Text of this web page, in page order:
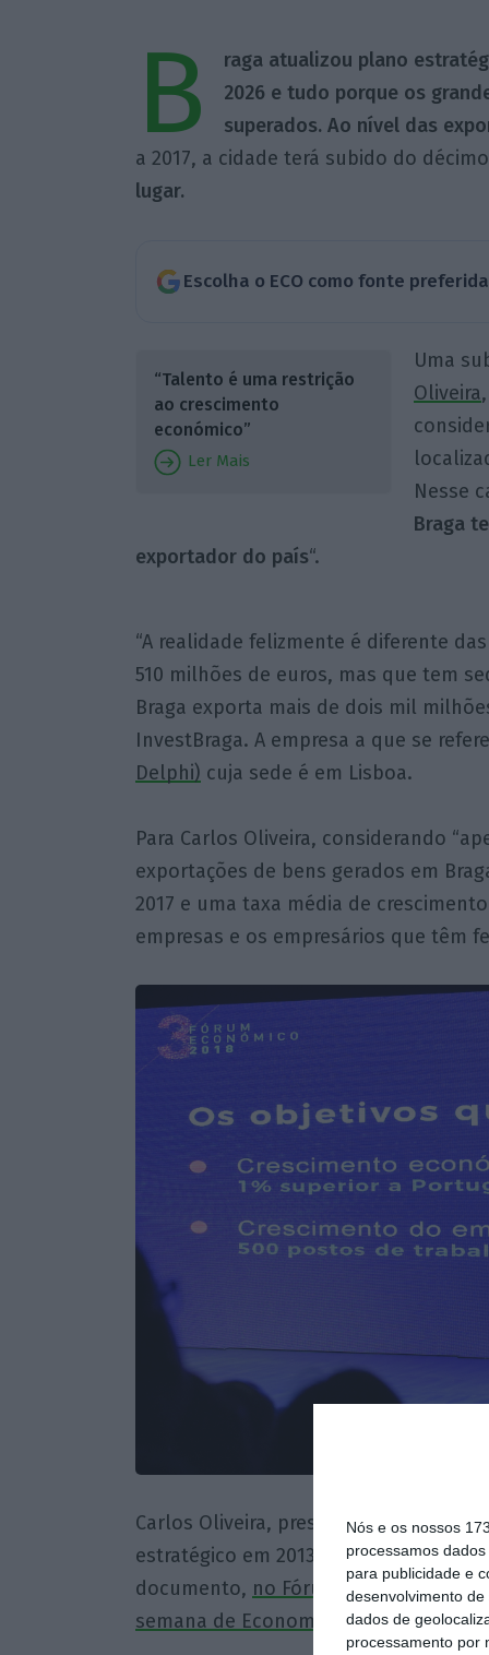
Nós e os nossos
processamos
para publicidade e
desenvolvimento de
dados de
processamento por
B
raga atualizou plano
2026 e tudo porque os
superados. Ao nível das
a 2017, a cidade terá subido do
lugar.
Escolha o ECO como fonte
“Talento é uma restrição
ao crescimento
económico”
Ler Mais
Uma
Oliveira
Nesse
Braga
exportador do país“.
“A realidade felizmente é diferente
510 milhões de euros, mas que tem
Braga exporta mais de dois mil
InvestBraga. A empresa a que se
Delphi) cuja sede é em Lisboa.
Para Carlos Oliveira, considerando
exportações de bens gerados em
2017 e uma taxa média de
empresas e os empresários que têm
Carlos Oliveira, presidente da
estratégico em 2013, está neste
documento, no Fórum Económico
semana de Economia de Braga,